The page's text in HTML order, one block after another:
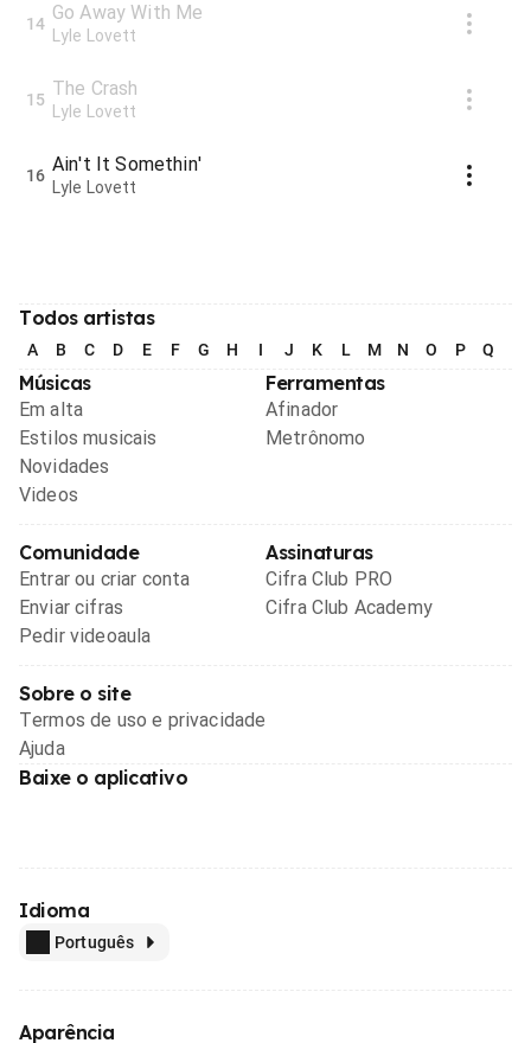
14 Go Away With Me
Lyle Lovett
15 The Crash
Lyle Lovett
16 Ain't It Somethin'
Lyle Lovett
Todos artistas
A B C D E F G H I J K L M N O P Q
Músicas
Em alta
Estilos musicais
Novidades
Videos
Ferramentas
Afinador
Metrônomo
Comunidade
Entrar ou criar conta
Enviar cifras
Pedir videoaula
Assinaturas
Cifra Club PRO
Cifra Club Academy
Sobre o site
Termos de uso e privacidade
Ajuda
Baixe o aplicativo
Idioma
Português
Aparência